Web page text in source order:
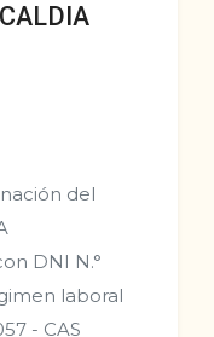
del
DNI N.°
laboral
- CAS